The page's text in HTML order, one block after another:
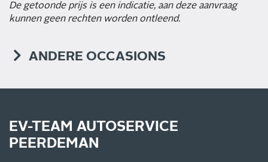
De getoonde prijs is een indicatie, aan deze aanvraag
kunnen geen rechten worden ontleend.
ANDERE OCCASIONS
EV-TEAM AUTOSERVICE
PEERDEMAN